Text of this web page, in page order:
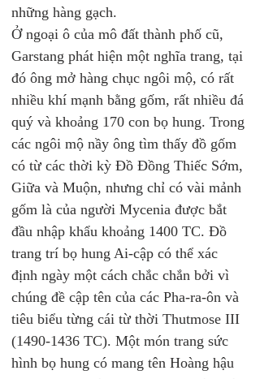
những hàng gạch.
Ở ngoại ô của mô đất thành phố cũ,
Garstang phát hiện một nghĩa trang, tại
đó ông mở hàng chục ngôi mộ, có rất
nhiều khí mạnh bằng gốm, rất nhiều đá
quý và khoảng 170 con bọ hung. Trong
các ngôi mộ nầy ông tìm thấy đồ gốm
có từ các thời kỳ Đồ Đồng Thiếc Sớm,
Giữa và Muộn, nhưng chỉ có vài mảnh
gốm là của người Mycenia được bắt
đầu nhập khẩu khoảng 1400 TC. Đồ
trang trí bọ hung Ai-cập có thể xác
định ngày một cách chắc chắn bởi vì
chúng đề cập tên của các Pha-ra-ôn và
tiêu biểu từng cái từ thời Thutmose III
(1490-1436 TC). Một món trang sức
hình bọ hung có mang tên Hoàng hậu